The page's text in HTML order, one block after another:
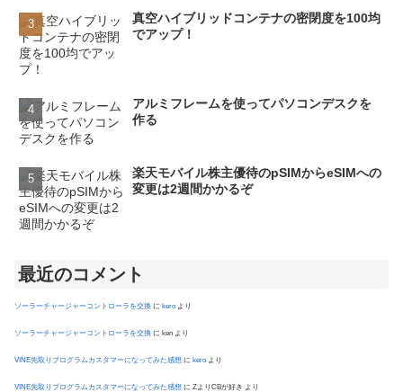
真空ハイブリッドコンテナの密閉度を100均
でアップ！
アルミフレームを使ってパソコンデスクを
作る
楽天モバイル株主優待のpSIMからeSIMへの
変更は2週間かかるぞ
最近のコメント
ソーラーチャージャーコントローラを交換 に kero より
ソーラーチャージャーコントローラを交換 に ken より
VINE先取りプログラムカスタマーになってみた感想 に kero より
VINE先取りプログラムカスタマーになってみた感想 に ZよりCBが好き より